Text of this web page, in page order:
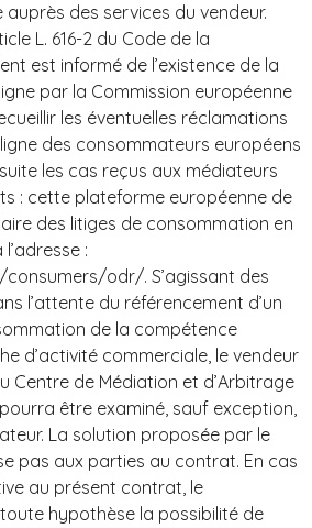
des services du vendeur.
L. 616-2 du Code de la
est informé de l’existence de la
par la Commission européenne
les éventuelles réclamations
des consommateurs européens
les cas reçus aux médiateurs
: cette plateforme européenne de
des litiges de consommation en
:
odr/. S’agissant des
l’attente du référencement d’un
de la compétence
d’activité commerciale, le vendeur
Centre de Médiation et d’Arbitrage
pourra être examiné, sauf exception,
La solution proposée par le
pas aux parties au contrat. En cas
au présent contrat, le
hypothèse la possibilité de